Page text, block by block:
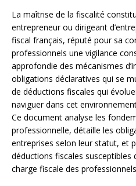
La maîtrise de la fiscalité
entrepreneur ou dirigeant
fiscal français, réputé pour sa
professionnels une vigilance
approfondie des mécanismes
obligations déclaratives qui se
de déductions fiscales qui
naviguer dans cet
Ce document analyse les
professionnelle, détaille les
entreprises selon leur statut, et
déductions fiscales susceptibles
charge fiscale des